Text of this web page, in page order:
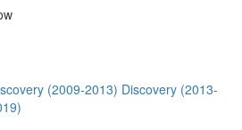
(2009-2013) Discovery (2013-